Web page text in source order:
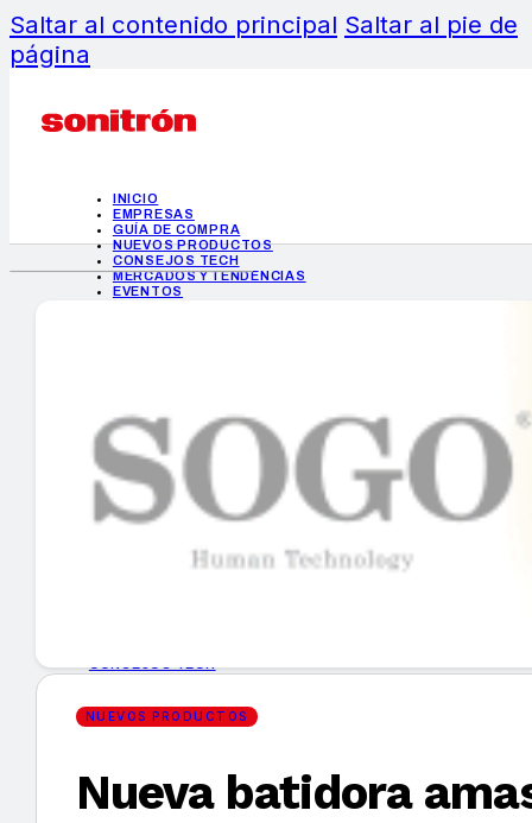
Saltar al contenido principal Saltar al pie de
página
INICIO
EMPRESAS
GUÍA DE COMPRA
NUEVOS PRODUCTOS
CONSEJOS TECH
MERCADOS Y TENDENCIAS
EVENTOS
INICIO
EMPRESAS
GUÍA DE COMPRA
MERCADOS Y TENDENCIAS
NUEVOS PRODUCTOS
Nueva batidora